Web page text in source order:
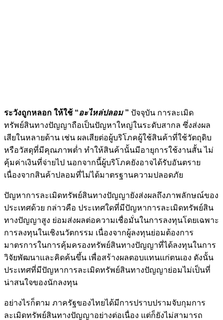
ระวังถูกหลอก ให้ใช้ “อะไหล่ปลอม” ปัจจุบัน การละเมิด
ทรัพย์สินทางปัญญาถือเป็นปัญหาใหญ่ในระดับสากล ซึ่งส่งผล
เสียในหลายด้าน เช่น ผลเสียต่อผู้บริโภคผู้ใช้สินค้าที่ใช้วัตถุดิบ
หรือวัสดุที่มีคุณภาพต่ำ ทำให้สินค้านั้นมีอายุการใช้งานสั้น ไม่
คุ้มค่าเงินที่จ่ายไป นอกจากนี้ผู้บริโภคยังอาจได้รับอันตราย
เนื่องจากสินค้าปลอมที่ไม่ได้มาตรฐานความปลอดภัย
ปัญหาการละเมิดทรัพย์สินทางปัญญายังส่งผลถึงภาพลักษณ์ของ
ประเทศด้วย กล่าวคือ ประเทศใดที่มีปัญหาการละเมิดทรัพย์สิน
ทางปัญญาสูง ย่อมส่งผลต่อความเชื่อมั่นในการลงทุนโดยเฉพาะ
การลงทุนในเชิงนวัตกรรม เนื่องจากผู้ลงทุนย่อมต้องการ
มาตรการในการคุ้มครองทรัพย์สินทางปัญญาที่ได้ลงทุนในการ
วิจัยพัฒนาและคิดค้นขึ้น เพื่อสร้างผลตอบแทนแก่ตนเอง ดังนั้น
ประเทศที่มีปัญหาการละเมิดทรัพย์สินทางปัญญาย่อมไม่เป็นที่
น่าสนใจของนักลงทุน
อย่างไรก็ตาม ภาครัฐของไทยได้มีการปราบปรามจับกุมการ
ละเมิดทรัพย์สินทางปัญญาอย่างต่อเนื่อง แต่ก็ยังไม่สามารถ